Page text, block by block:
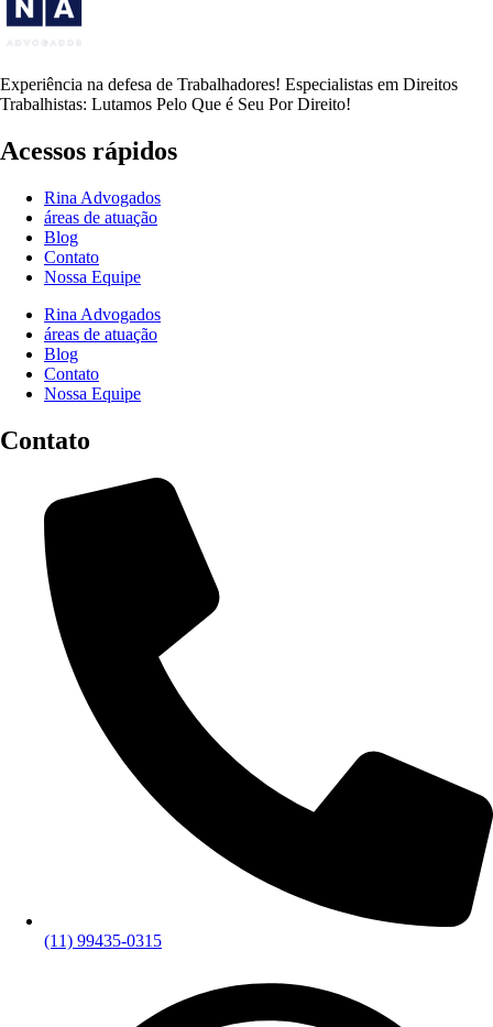
Experiência na defesa de Trabalhadores! Especialistas em Direitos
Trabalhistas: Lutamos Pelo Que é Seu Por Direito!
Acessos rápidos
Rina Advogados
áreas de atuação
Blog
Contato
Nossa Equipe
Rina Advogados
áreas de atuação
Blog
Contato
Nossa Equipe
Contato
(11) 99435-0315